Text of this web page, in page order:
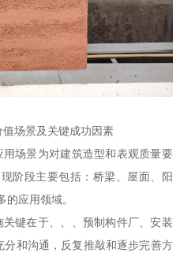
场景及关键成功因素
场景为对建筑造型和表观质量要
阶段主要包括：桥梁、屋面、阳
应用领域。
键在于、、、预制构件厂、安装
分和沟通，反复推敲和逐步完善方